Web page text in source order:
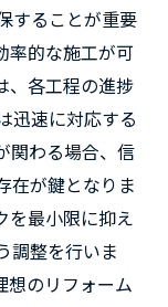
することが重要
率的な施工が可
、各工程の進捗
迅速に対応する
関わる場合、信
在が鍵となりま
を最小限に抑え
調整を行いま
想のリフォーム